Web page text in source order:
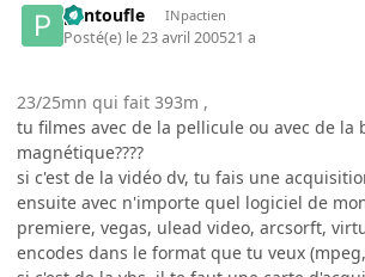
pantoufle INpactien
Posté(e) le 23 avril 200521 a
23/25mn qui fait 393m ,
tu filmes avec de la pellicule ou avec de la
magnétique????
si c'est de la vidéo dv, tu fais une
ensuite avec n'importe quel logiciel de
premiere, vegas, ulead video, arcsorft,
encodes dans le format que tu veux